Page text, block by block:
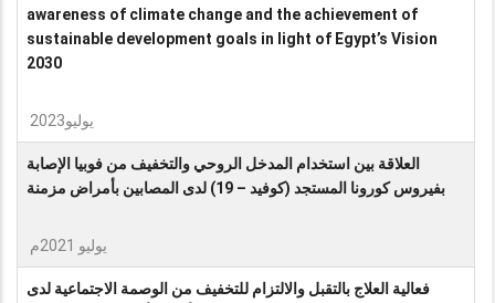
awareness of climate change and the achievement of
sustainable development goals in light of Egypt’s Vision
2030
يوليو2023
العلاقة بين استخدام المدخل الروحي والتخفيف من فوبيا الإصابة
بفيروس كورونا المستجد (كوفيد – 19) لدى المصابين بأمراض مزمنة
يوليو 2021م
فعالية العلاج بالتقبل والالتزام للتخفيف من الوصمة الاجتماعية لدى